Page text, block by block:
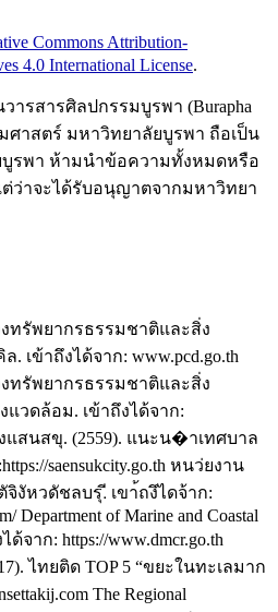
Commons Attribution-
4.0 International License.
รสารศิลปกรรมบูรพา (Burapha
ศาสตร์ มหาวิทยาลัยบูรพา ถือเป็น
รพา ห้ามนำข้อความทั้งหมดหรือ
ว่าจะได้รับอนุญาตจากมหาวิทยา
รัพยากรธรรมชาติและสิ่ง
. เข้าถึงได้จาก: www.pcd.go.th
รัพยากรธรรมชาติและสิ่ง
แวดล้อม. เข้าถึงได้จาก:
งแสนสขุ. (2559). แนะน�าเทศบาล
saensukcity.go.th หนว่ยงาน
จิงัหวดัชลบรุ.ี เขา้ถงึไดจ้าก:
Department of Marine and Coastal
ด้จาก: https://www.dmcr.go.th
ไทยติด TOP 5 “ขยะในทะเลมาก
The Regional